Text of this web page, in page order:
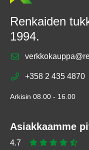
Renkaiden
1994.
+358 2 435 4870
Arkisin 08.00 - 16.00
Asiakkaamme
4.7